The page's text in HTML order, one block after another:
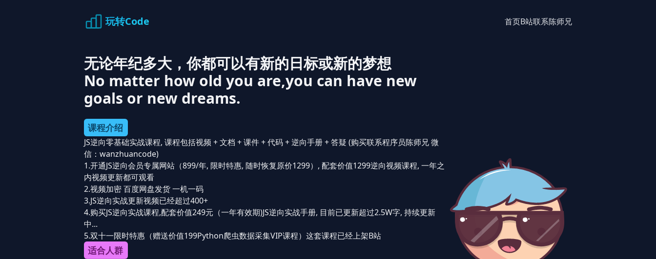
玩转Code 首页B站联系陈师兄
无论年纪多大，你都可以有新的日标或新的梦想
No matter how old you are,you can have new
goals or new dreams.
课程介绍
JS逆向零基础实战课程, 课程包括视频 + 文档 + 课件 + 代码 + 逆向手册 + 答疑 (购买联系程序员陈师兄 微
信：wanzhuancode)
1.开通JS逆向会员专属网站（899/年, 限时特惠, 随时恢复原价1299）, 配套价值1299逆向视频课程, 一年之
内视频更新都可观看
2.视频加密 百度网盘发货 一机一码
3.JS逆向实战更新视频已经超过400+
4.购买JS逆向实战课程,配套价值249元（一年有效期)JS逆向实战手册, 目前已更新超过2.5W字, 持续更新
中...
5.双十一限时特惠（赠送价值199Python爬虫数据采集VIP课程）这套课程已经上架B站
适合人群